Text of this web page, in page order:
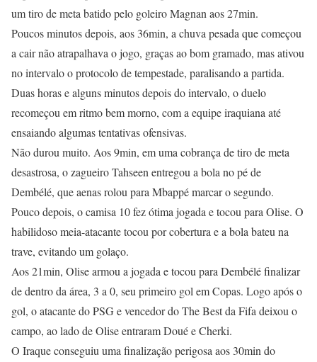
um tiro de meta batido pelo goleiro Magnan aos 27min.
Poucos minutos depois, aos 36min, a chuva pesada que começou
a cair não atrapalhava o jogo, graças ao bom gramado, mas ativou
no intervalo o protocolo de tempestade, paralisando a partida.
Duas horas e alguns minutos depois do intervalo, o duelo
recomeçou em ritmo bem morno, com a equipe iraquiana até
ensaiando algumas tentativas ofensivas.
Não durou muito. Aos 9min, em uma cobrança de tiro de meta
desastrosa, o zagueiro Tahseen entregou a bola no pé de
Dembélé, que aenas rolou para Mbappé marcar o segundo.
Pouco depois, o camisa 10 fez ótima jogada e tocou para Olise. O
habilidoso meia-atacante tocou por cobertura e a bola bateu na
trave, evitando um golaço.
Aos 21min, Olise armou a jogada e tocou para Dembélé finalizar
de dentro da área, 3 a 0, seu primeiro gol em Copas. Logo após o
gol, o atacante do PSG e vencedor do The Best da Fifa deixou o
campo, ao lado de Olise entraram Doué e Cherki.
O Iraque conseguiu uma finalização perigosa aos 30min do